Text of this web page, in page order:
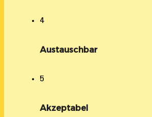
4
Austauschbar
5
Akzeptabel